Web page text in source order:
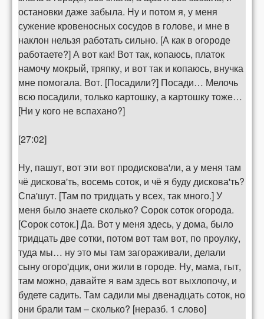
остановки даже забыла. Ну и потом я, у меня
сужение кровеносных сосудов в голове, и мне в
наклон нельзя работать сильно. [А как в огороде
работаете?] А вот как! Вот так, копаюсь, платок
намочу мокрый, тряпку, и вот так и копаюсь, внучка
мне помогала. Вот. [Посадили?] Посади… Мелочь
всю посадили, только картошку, а картошку тоже…
[Ни у кого не вспахано?]
[27:02]
Ну, пашут, вот эти вот продискова'ли, а у меня там
чё дискова'ть, восемь соток, и чё я буду дискова'ть?
Спа'шут. [Там по тридцать у всех, так много.] У
меня было знаете сколько? Сорок соток огорода.
[Сорок соток.] Да. Вот у меня здесь, у дома, было
тридцать две сотки, потом вот там вот, по проулку,
туда мы… ну это мы там загораживали, делали
сыну огоро'дцик, они жили в городе. Ну, мама, гыт,
там можно, давайте я вам здесь вот выхлопочу, и
будете садить. Там садили мы двенадцать соток, но
они брали там – сколько? [неразб. 1 слово]